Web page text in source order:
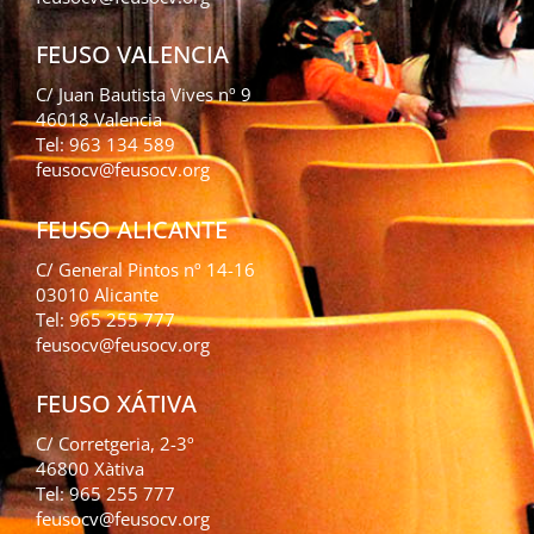
FEUSO VALENCIA
C/ Juan Bautista Vives nº 9
46018 Valencia
Tel: 963 134 589
feusocv@feusocv.org
FEUSO ALICANTE
C/ General Pintos nº 14-16
03010 Alicante
Tel: 965 255 777
feusocv@feusocv.org
FEUSO XÁTIVA
C/ Corretgeria, 2-3º
46800 Xàtiva
Tel: 965 255 777
feusocv@feusocv.org